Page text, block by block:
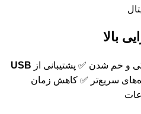
و خم شدن ✅ پشتیبانی از USB
سریع‌تر ✅ کاهش زمان